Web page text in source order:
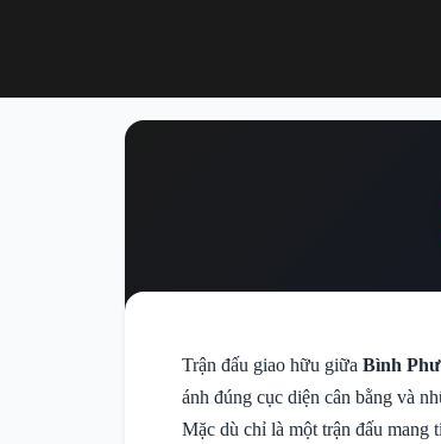
Trận đấu giao hữu giữa Bình
ánh đúng cục diện cân bằng và
Mặc dù chỉ là một trận đấu mang